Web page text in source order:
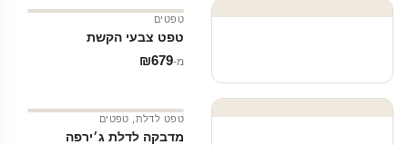
טפטים
טפט צבעי הקשת
מ‑ ₪679
טפט לדלת טפטים
מדבקה לדלת ג׳ירפה